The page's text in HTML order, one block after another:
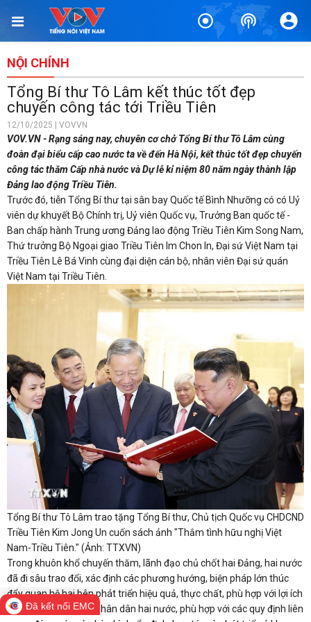
NỘI CHÍNH
Tổng Bí thư Tô Lâm kết thúc tốt đẹp
chuyến công tác tới Triều Tiên
12/10/2025 | VOVVN
VOV.VN - Rạng sáng nay, chuyên cơ chở Tổng Bí thư Tô Lâm cùng
đoàn đại biểu cấp cao nước ta về đến Hà Nội, kết thúc tốt đẹp chuyến
công tác thăm Cấp nhà nước và Dự lễ kỉ niệm 80 năm ngày thành lập
Đảng lao động Triều Tiên.
Trước đó, tiễn Tổng Bí thư tại sân bay Quốc tế Bình Nhưỡng có có Uỷ
viên dự khuyết Bộ Chính trị, Uỷ viên Quốc vụ, Trưởng Ban quốc tế -
Ban chấp hành Trung ương Đảng lao động Triều Tiên Kim Song Nam,
Thứ trưởng Bộ Ngoại giao Triều Tiên Im Chon In, Đại sứ Việt Nam tại
Triều Tiên Lê Bá Vinh cùng đại diện cán bộ, nhân viên Đại sứ quán
Việt Nam tại Triều Tiên.
Tổng Bí thư Tô Lâm trao tặng Tổng Bí thư, Chủ tịch Quốc vụ CHDCND
Triều Tiên Kim Jong Un cuốn sách ảnh "Thắm tình hữu nghị Việt
Nam-Triều Tiên." (Ảnh: TTXVN)
Trong khuôn khổ chuyến thăm, lãnh đạo chủ chốt hai Đảng, hai nước
đã đi sâu trao đổi, xác định các phương hướng, biện pháp lớn thúc
đẩy quan hệ hai bên phát triển hiệu quả, thực chất, phù hợp với lợi ích
và nguyện vọng của nhân dân hai nước, phù hợp với các quy định liên
Đã kết nối EMC